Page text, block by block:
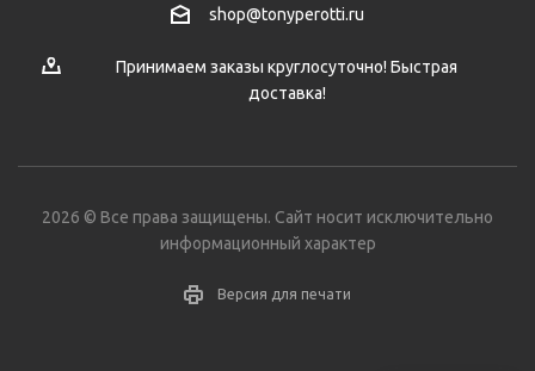
shop@tonyperotti.ru
Принимаем заказы круглосуточно! Быстрая
доставка!
2026 © Все права защищены. Сайт носит исключительно
информационный характер
Версия для печати